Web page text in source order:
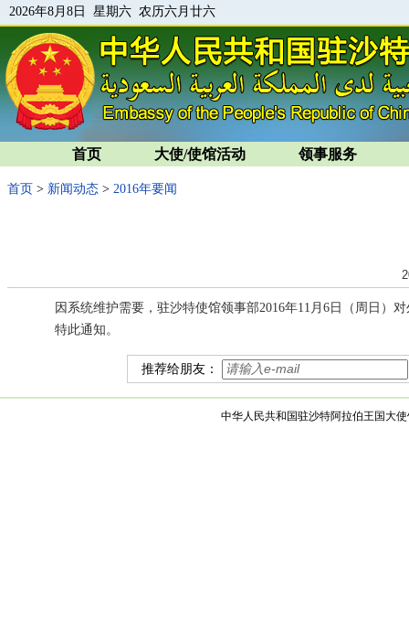
2026年8月8日 星期六 农历六月廿六
首页 大使/使馆活动 领事服务
首页 > 新闻动态 > 2016年要闻
因系统维护需要，驻沙特使馆领事部2016年11月6日（周日）对
特此通知。
推荐给朋友：
中华人民共和国驻沙特阿拉伯王国大使